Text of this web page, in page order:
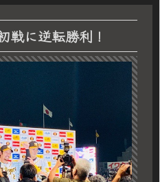
戦に逆転勝利！